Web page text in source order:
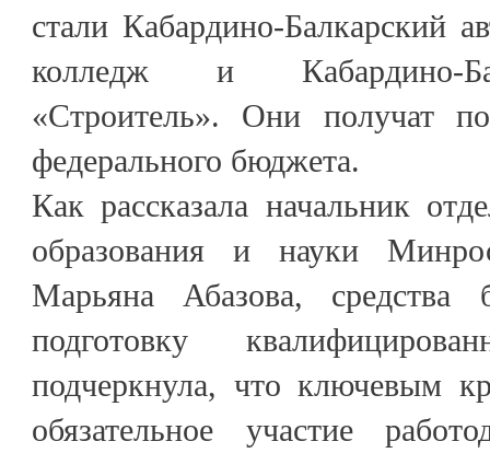
стали Кабардино-Балкарский
колледж и Кабардино-
«Строитель». Они получат
федерального бюджета.
Как рассказала начальник
образования и науки
Марьяна Абазова, средства
подготовку
подчеркнула, что ключевым
обязательное участие